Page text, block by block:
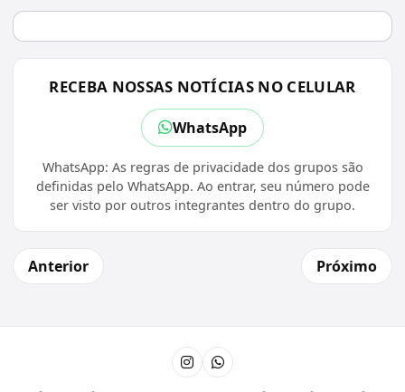
RECEBA NOSSAS NOTÍCIAS NO CELULAR
WhatsApp
WhatsApp: As regras de privacidade dos grupos são
definidas pelo WhatsApp. Ao entrar, seu número pode
ser visto por outros integrantes dentro do grupo.
Anterior Próximo
InstagramCanal do WhatsApp